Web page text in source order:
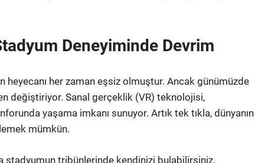
Deneyiminde Devrim
her zaman eşsiz olmuştur. Ancak günümüzde
değiştiriyor. Sanal gerçeklik (VR) teknolojisi,
yaşama imkanı sunuyor. Artık tek tıkla, dünyanın
mümkün.
stadyumun tribünlerinde kendinizi bulabilirsiniz.